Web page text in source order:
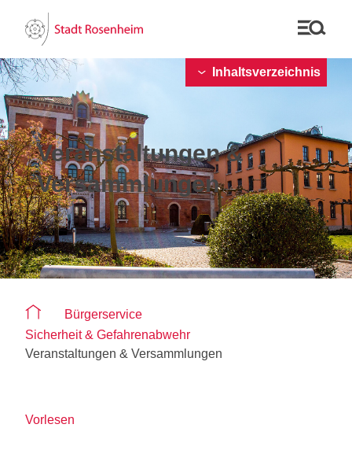
Veranstaltungen &
Versammlungen
Sie befinden sich auf der Seite "Veranstaltungen &
Bürgerservice
Sicherheit & Gefahrenabwehr
Veranstaltungen & Versammlungen
Vorlesen
Inhaltsverzeichnis